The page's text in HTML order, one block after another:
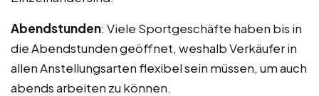
Abendstunden: Viele Sportgeschäfte haben bis in
die Abendstunden geöffnet, weshalb Verkäufer in
allen Anstellungsarten flexibel sein müssen, um auch
abends arbeiten zu können.